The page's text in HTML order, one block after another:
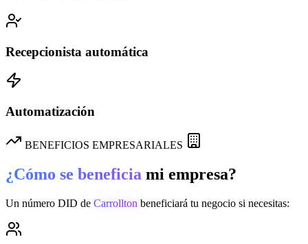
Recepcionista automática
Automatización
BENEFICIOS EMPRESARIALES
¿Cómo se beneficia mi empresa?
Un número DID de Carrollton beneficiará tu negocio si necesitas: